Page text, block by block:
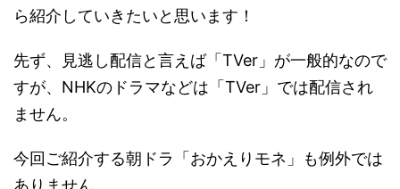
ら紹介していきたいと思います！
先ず、見逃し配信と言えば「TVer」が一般的なので
すが、NHKのドラマなどは「TVer」では配信され
ません。
今回ご紹介する朝ドラ「おかえりモネ」も例外では